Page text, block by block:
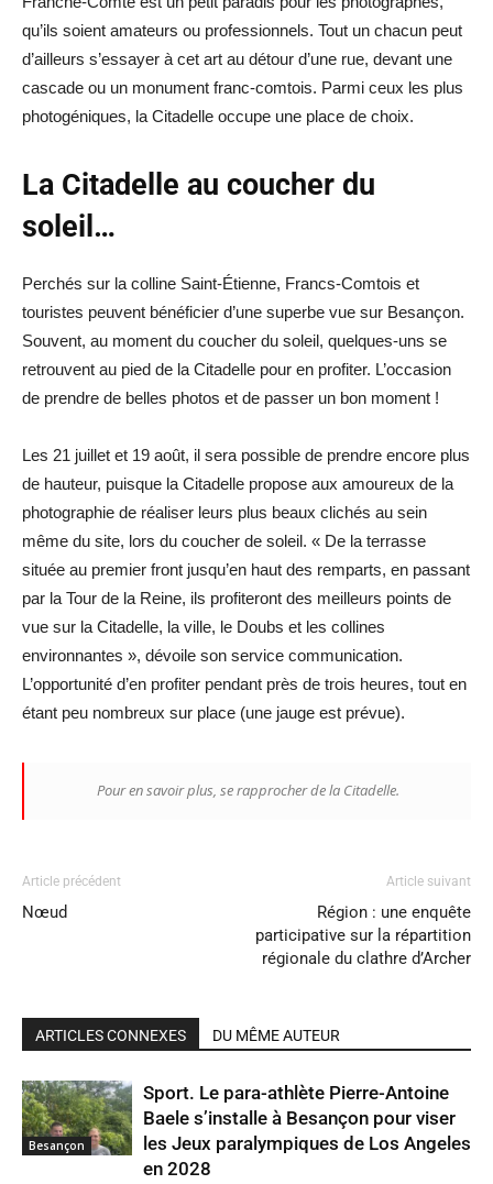
qu’ils soient amateurs ou professionnels. Tout un chacun peut
d’ailleurs s’essayer à cet art au détour d’une rue, devant une
cascade ou un monument franc-comtois. Parmi ceux les plus
photogéniques, la Citadelle occupe une place de choix.
La Citadelle au coucher du
soleil…
Perchés sur la colline Saint-Étienne, Francs-Comtois et
touristes peuvent bénéficier d’une superbe vue sur Besançon.
Souvent, au moment du coucher du soleil, quelques-uns se
retrouvent au pied de la Citadelle pour en profiter. L’occasion
de prendre de belles photos et de passer un bon moment !
Les 21 juillet et 19 août, il sera possible de prendre encore plus
de hauteur, puisque la Citadelle propose aux amoureux de la
photographie de réaliser leurs plus beaux clichés au sein
même du site, lors du coucher de soleil. « De la terrasse
située au premier front jusqu’en haut des remparts, en passant
par la Tour de la Reine, ils profiteront des meilleurs points de
vue sur la Citadelle, la ville, le Doubs et les collines
environnantes », dévoile son service communication.
L’opportunité d’en profiter pendant près de trois heures, tout en
étant peu nombreux sur place (une jauge est prévue).
Pour en savoir plus, se rapprocher de la Citadelle.
Article précédent
Nœud
Article suivant
Région : une enquête
participative sur la répartition
régionale du clathre d’Archer
ARTICLES CONNEXES DU MÊME AUTEUR
Besançon
Sport. Le para-athlète Pierre-Antoine
Baele s’installe à Besançon pour viser
les Jeux paralympiques de Los Angeles
en 2028